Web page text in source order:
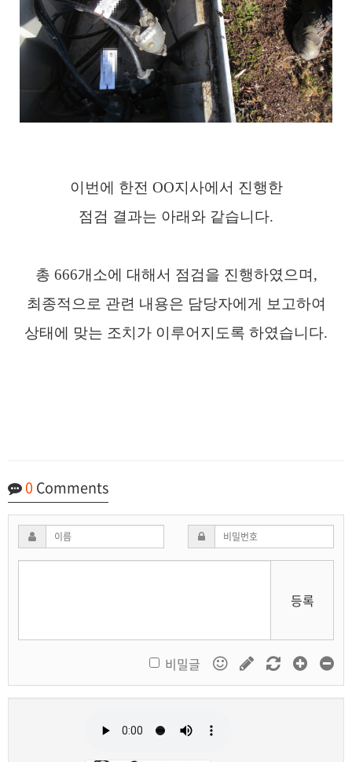
이번에 한전 OO지사에서 진행한
점검 결과는 아래와 같습니다.
총 666개소에 대해서 점검을 진행하였으며,
최종적으로 관련 내용은 담당자에게 보고하여
상태에 맞는 조치가 이루어지도록 하였습니다.
0 Comments
등록
비밀글